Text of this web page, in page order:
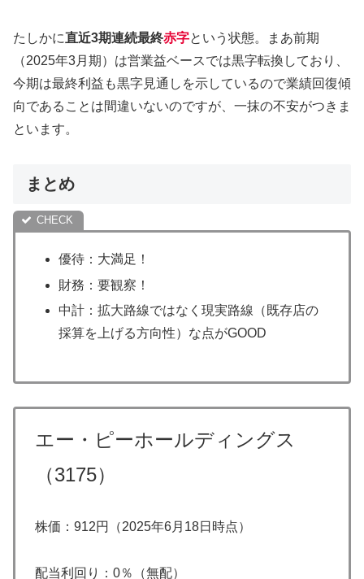
たしかに直近3期連続最終赤字という状態。まあ前期
（2025年3月期）は営業益ベースでは黒字転換しており、
今期は最終利益も黒字見通しを示しているので業績回復傾
向であることは間違いないのですが、一抹の不安がつきま
といます。
まとめ
優待：大満足！
財務：要観察！
中計：拡大路線ではなく現実路線（既存店の
採算を上げる方向性）な点がGOOD
エー・ピーホールディングス
（3175）
株価：912円（2025年6月18日時点）
配当利回り：0％（無配）